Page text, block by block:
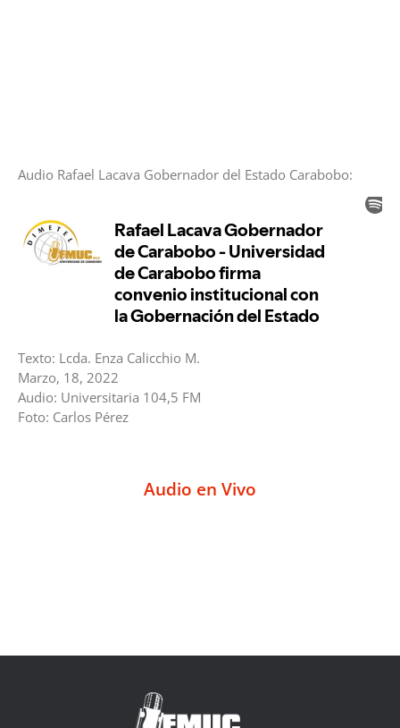
Audio Rafael Lacava Gobernador del Estado Carabobo:
Texto: Lcda. Enza Calicchio M.
Marzo, 18, 2022
Audio: Universitaria 104,5 FM
Foto: Carlos Pérez
Audio en Vivo